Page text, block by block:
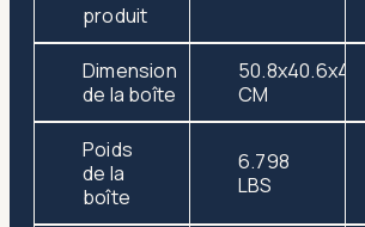
produit
Dimension
de la boîte
50.8x40.6x43.2
CM
Poids
de la
boîte
6.798
LBS